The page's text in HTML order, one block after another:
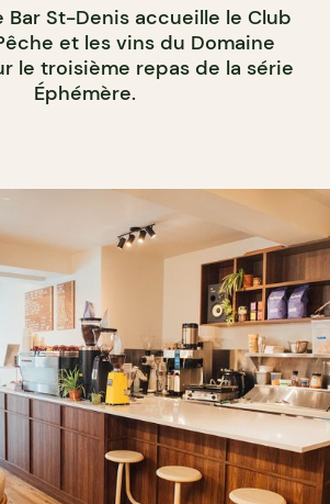
Bar St-Denis accueille le Club
et les vins du Domaine
le troisième repas de la série
Éphémère.